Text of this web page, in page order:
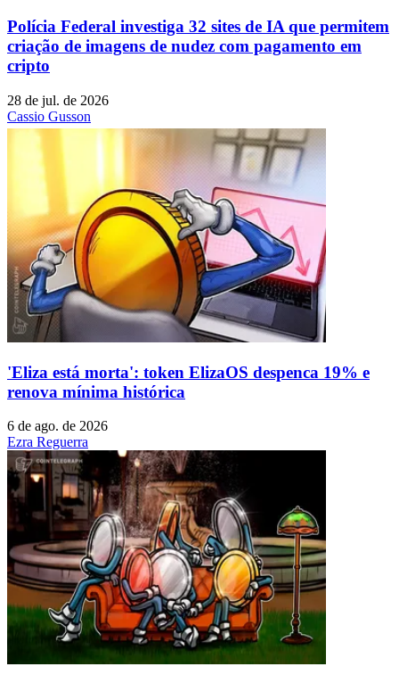
Polícia Federal investiga 32 sites de IA que permitem
criação de imagens de nudez com pagamento em
cripto
28 de jul. de 2026
Cassio Gusson
'Eliza está morta': token ElizaOS despenca 19% e
renova mínima histórica
6 de ago. de 2026
Ezra Reguerra